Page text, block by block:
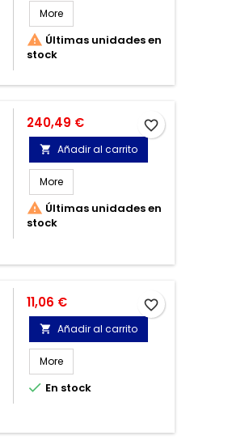
More
 Últimas unidades en
stock
Precio
240,49 €
 Añadir al carrito
More
 Últimas unidades en
stock
favorite_border
Precio
11,06 €
 Añadir al carrito
More
 En stock
favorite_border